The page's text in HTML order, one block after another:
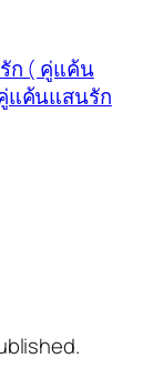
ก ( คู่แค้น
แค้นแสนรัก